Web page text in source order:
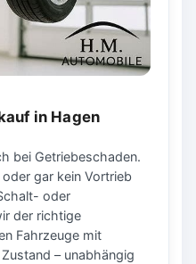
in Hagen
bei Getriebeschaden.
gar kein Vortrieb
oder
der richtige
Fahrzeuge mit
– unabhängig